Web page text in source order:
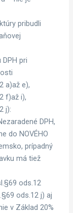
pribudli
pri
a)až e),
f)až i),
j):
DPH,
do NOVÉHO
prípadný
má tiež
ods.12
ods.12 j) aj
v Základ 20%